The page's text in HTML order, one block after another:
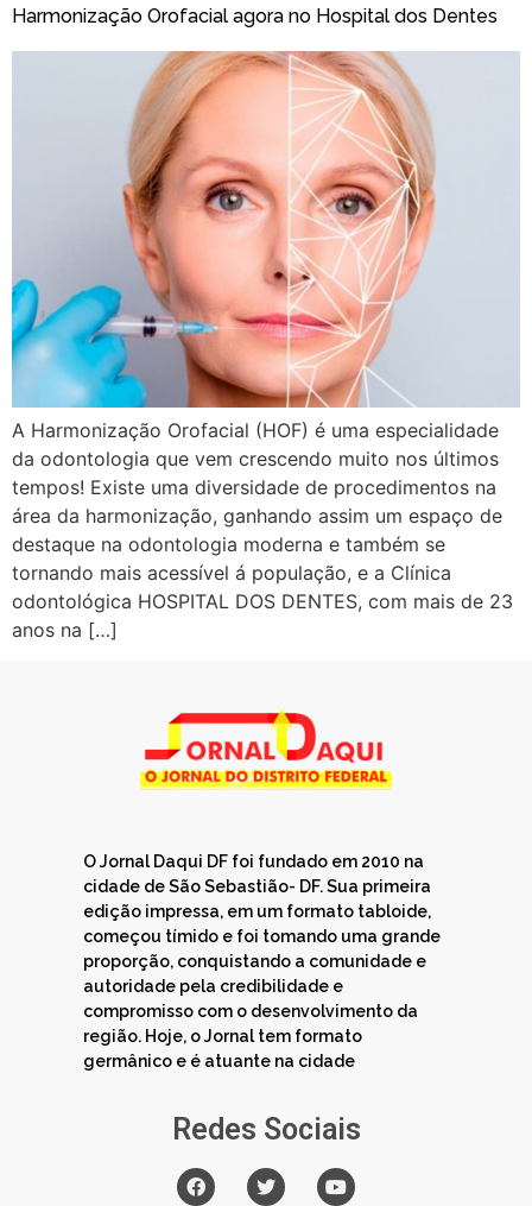
Harmonização Orofacial agora no Hospital dos Dentes
A Harmonização Orofacial (HOF) é uma especialidade
da odontologia que vem crescendo muito nos últimos
tempos! Existe uma diversidade de procedimentos na
área da harmonização, ganhando assim um espaço de
destaque na odontologia moderna e também se
tornando mais acessível á população, e a Clínica
odontológica HOSPITAL DOS DENTES, com mais de 23
anos na […]
O Jornal Daqui DF foi fundado em 2010 na
cidade de São Sebastião- DF. Sua primeira
edição impressa, em um formato tabloide,
começou tímido e foi tomando uma grande
proporção, conquistando a comunidade e
autoridade pela credibilidade e
compromisso com o desenvolvimento da
região. Hoje, o Jornal tem formato
germânico e é atuante na cidade
Redes Sociais